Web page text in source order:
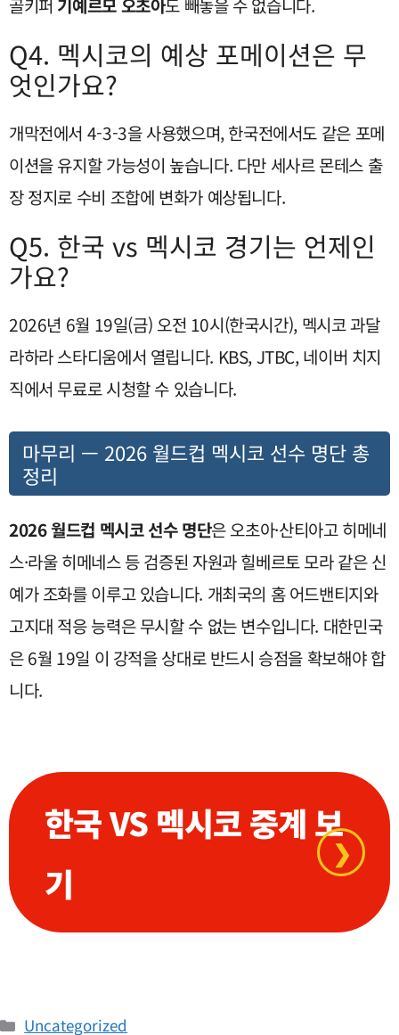
Q4. 멕시코의 예상 포메이션은 무
엇인가요?
개막전에서 4-3-3을 사용했으며, 한국전에서도 같은 포메
이션을 유지할 가능성이 높습니다. 다만 세사르 몬테스 출
장 정지로 수비 조합에 변화가 예상됩니다.
Q5. 한국 vs 멕시코 경기는 언제인
가요?
2026년 6월 19일(금) 오전 10시(한국시간), 멕시코 과달
라하라 스타디움에서 열립니다. KBS, JTBC, 네이버 치지
직에서 무료로 시청할 수 있습니다.
마무리 — 2026 월드컵 멕시코 선수 명단 총
정리
2026 월드컵 멕시코 선수 명단은 오초아·산티아고 히메네
스·라울 히메네스 등 검증된 자원과 힐베르토 모라 같은 신
예가 조화를 이루고 있습니다. 개최국의 홈 어드밴티지와
고지대 적응 능력은 무시할 수 없는 변수입니다. 대한민국
은 6월 19일 이 강적을 상대로 반드시 승점을 확보해야 합
니다.
한국 VS 멕시코 중계 보
기
❯
카
Uncategorized